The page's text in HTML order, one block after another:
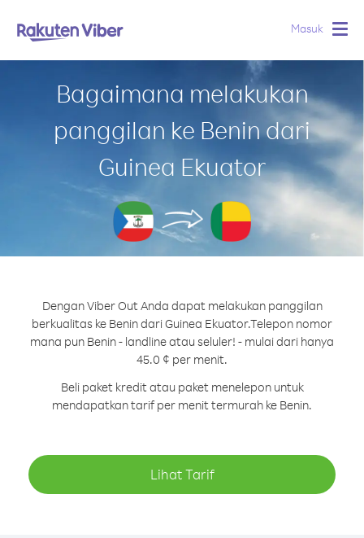
Masuk
Bagaimana melakukan
panggilan ke Benin dari
Guinea Ekuator
Dengan Viber Out Anda dapat melakukan panggilan
berkualitas ke Benin dari Guinea Ekuator.Telepon nomor
mana pun Benin - landline atau seluler! - mulai dari hanya
45.0 ¢ per menit.
Beli paket kredit atau paket menelepon untuk
mendapatkan tarif per menit termurah ke Benin.
Lihat Tarif